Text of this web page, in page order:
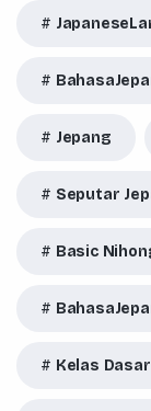
Jepang
Seputar
Basic
Kelas